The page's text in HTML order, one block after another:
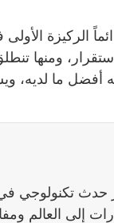
الركيزة الأولى
ومنها
أفضل ما لديه،
تكنولوجي في
إلى العالم